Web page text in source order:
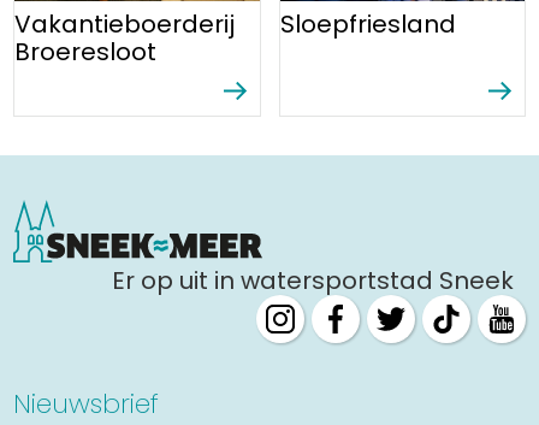
Vakantieboerderij
Broeresloot
Sloepfriesland
Er op uit in watersportstad Sneek
Nieuwsbrief